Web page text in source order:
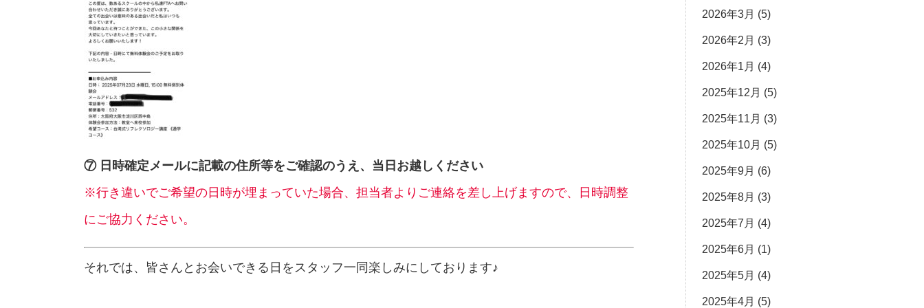
⑦ 日時確定メールに記載の住所等をご確認のうえ、当日お越しください
※行き違いでご希望の日時が埋まっていた場合、担当者よりご連絡を差し上げますので、日時調整
にご協力ください。
それでは、皆さんとお会いできる日をスタッフ一同楽しみにしております♪
2026年3月 (5)
2026年2月 (3)
2026年1月 (4)
2025年12月 (5)
2025年11月 (3)
2025年10月 (5)
2025年9月 (6)
2025年8月 (3)
2025年7月 (4)
2025年6月 (1)
2025年5月 (4)
2025年4月 (5)